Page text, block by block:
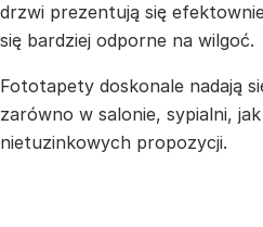
drzwi prezentują się
się bardziej odporne na wilgoć.
Fototapety doskonale nadają
zarówno w salonie, sypialni,
nietuzinkowych propozycji.